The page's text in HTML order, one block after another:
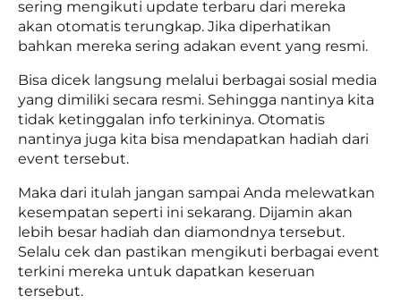
sering mengikuti update terbaru dari mereka
akan otomatis terungkap. Jika diperhatikan
bahkan mereka sering adakan event yang resmi.
Bisa dicek langsung melalui berbagai sosial media
yang dimiliki secara resmi. Sehingga nantinya kita
tidak ketinggalan info terkininya. Otomatis
nantinya juga kita bisa mendapatkan hadiah dari
event tersebut.
Maka dari itulah jangan sampai Anda melewatkan
kesempatan seperti ini sekarang. Dijamin akan
lebih besar hadiah dan diamondnya tersebut.
Selalu cek dan pastikan mengikuti berbagai event
terkini mereka untuk dapatkan keseruan
tersebut.